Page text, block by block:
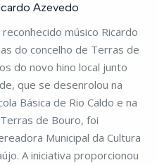
Azevedo
músico Ricardo
do concelho de Terras de
do novo hino local junto
que se desenrolou na
Básica de Rio Caldo e na
de Bouro, foi
Municipal da Cultura
A iniciativa proporcionou